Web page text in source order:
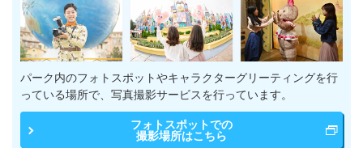
パーク内のフォトスポットやキャラクターグリーティングを行
っている場所で、写真撮影サービスを行っています。
フォトスポットでの
撮影場所はこちら